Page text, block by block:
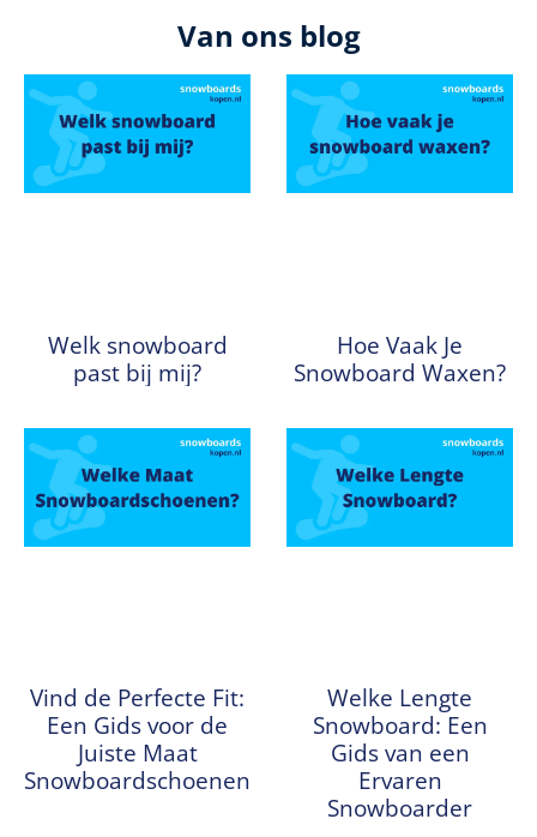
Van ons blog
Welk snowboard
past bij mij?
Hoe Vaak Je
Snowboard Waxen?
Vind de Perfecte Fit:
Een Gids voor de
Juiste Maat
Snowboardschoenen
Welke Lengte
Snowboard: Een
Gids van een
Ervaren
Snowboarder